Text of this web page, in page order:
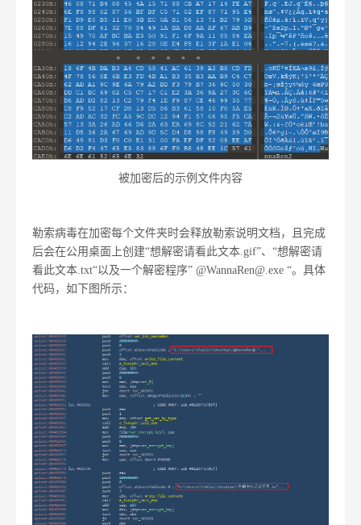
被加密后的示例文件内容
勒索病毒在加密每个文件夹时会释放勒索说明文档，且完成
后会在公用桌面上创建“想解密请看此文本.gif”、“想解密请
看此文本.txt“以及一个解密程序” @WannaRen@.exe “。具体
代码，如下图所示：